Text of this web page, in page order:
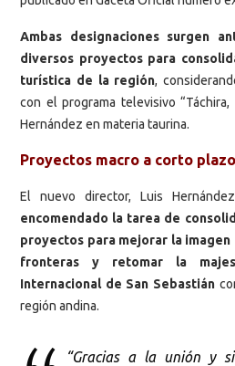
Ambas designaciones surgen
diversos proyectos para
turística de la región,
con el programa televisivo
Hernández en materia taurina.
Proyectos macro a corto plazo
El nuevo director, Luis
encomendado la tarea de
proyectos para mejorar la
fronteras y retomar la
Internacional de San Sebastián
región andina.
“Gracias a la unión y